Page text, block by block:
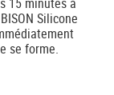
Silicone
se forme.